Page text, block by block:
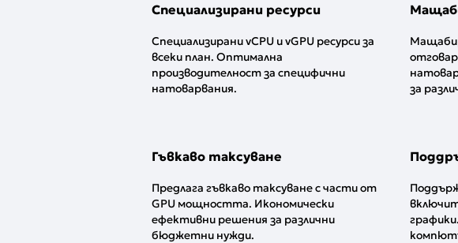
Специализирани ресурси
Специализирани vCPU и vGPU ресурси за
всеки план. Оптимална
производителност за специфични
натоварвания.
за
Гъвкаво таксуване
Предлага гъвкаво таксуване с части от
GPU мощността. Икономически
ефективни решения за различни
бюджетни нужди.